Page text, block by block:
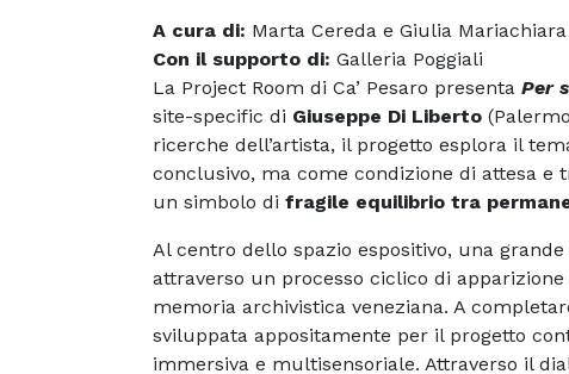
A cura di: Marta Cereda e Giulia Mariachiara
Con il supporto di: Galleria Poggiali
La Project Room di Ca’ Pesaro presenta Per
site-specific di Giuseppe Di Liberto
ricerche dell’artista, il progetto esplora il
conclusivo, ma come condizione di attesa e
un simbolo di fragile equilibrio tra
Al centro dello spazio espositivo, una
attraverso un processo ciclico di
memoria archivistica veneziana. A
sviluppata appositamente per il progetto
immersiva e multisensoriale. Attraverso il